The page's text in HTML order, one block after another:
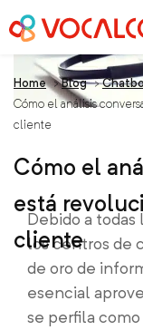
Home > Blog >
Cómo el análisis
cliente
Cómo el
está
cliente
Debido a
los centros de
de oro de
esencial
se perfila